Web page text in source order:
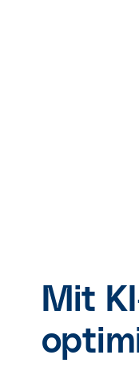
Mit